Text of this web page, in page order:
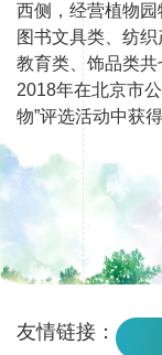
西侧，经营植物园
图书文具类、纺
教育类、饰品类共
2018年在北京市
物”评选活动中获
友情链接：